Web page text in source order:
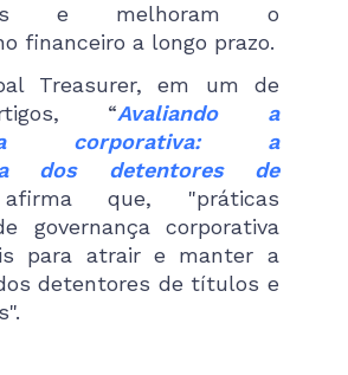
e melhoram o
financeiro a longo prazo.
Treasurer, em um de
“Avaliando a
corporativa: a
dos detentores de
que, "práticas
governança corporativa
para atrair e manter a
detentores de títulos e